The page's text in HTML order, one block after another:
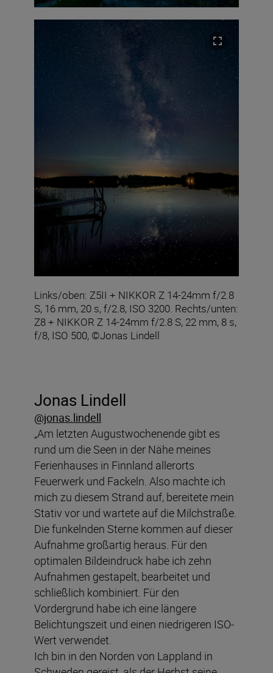
Links/oben: Z5II + NIKKOR Z 14-24mm f/2.8
S, 16 mm, 20 s, f/2.8, ISO 3200. Rechts/unten:
Z8 + NIKKOR Z 14-24mm f/2.8 S, 22 mm, 8 s,
f/8, ISO 500, ©Jonas Lindell
Jonas Lindell
@jonas.lindell
„Am letzten Augustwochenende gibt es
rund um die Seen in der Nähe meines
Ferienhauses in Finnland allerorts
Feuerwerk und Fackeln. Also machte ich
mich zu diesem Strand auf, bereitete mein
Stativ vor und wartete auf die Milchstraße.
Die funkelnden Sterne kommen auf dieser
Aufnahme großartig heraus. Für den
optimalen Bildeindruck habe ich zehn
Aufnahmen gestapelt, bearbeitet und
schließlich kombiniert. Für den
Vordergrund habe ich eine längere
Belichtungszeit und einen niedrigeren ISO-
Wert verwendet.
Ich bin in den Norden von Lappland in